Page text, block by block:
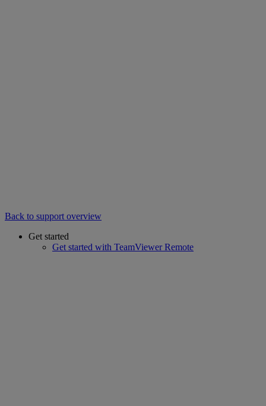
Back to support overview
Get started
Get started with TeamViewer Remote